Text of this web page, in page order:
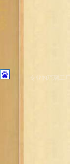
专业的琉璃工